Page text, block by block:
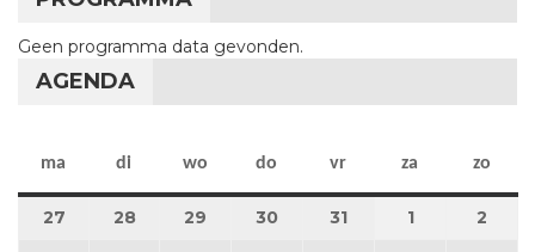
Geen programma data gevonden.
AGENDA
ma maandag
di dinsdag
wo woensdag
do donderdag
vr vrijdag
za zaterdag
zo
27 27 juli 2026
28 28 juli 2026
29 29 juli 2026
30 30 juli 2026
31 31 juli 2026
11 augustus
2